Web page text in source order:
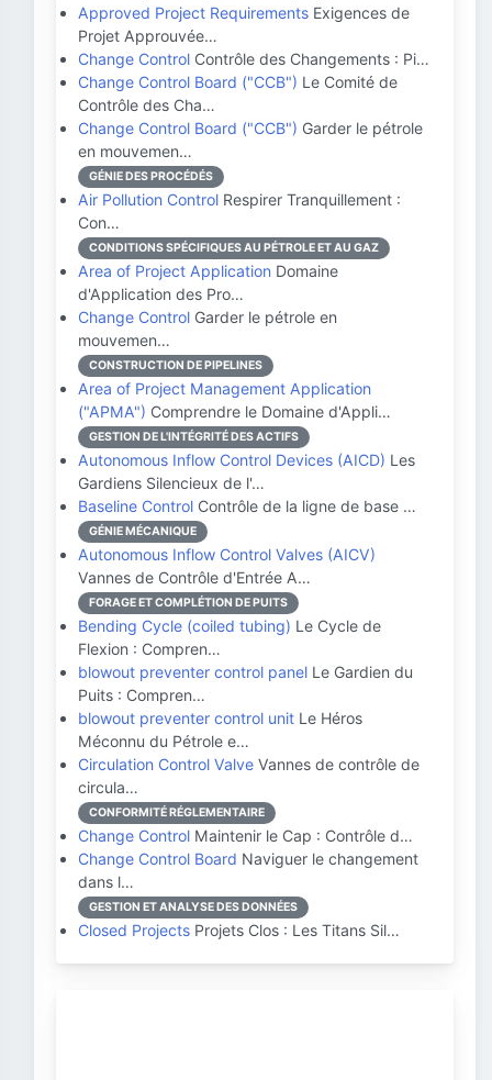
Approved Project Requirements Exigences de
Projet Approuvée…
Change Control Contrôle des Changements : Pi…
Change Control Board ("CCB") Le Comité de
Contrôle des Cha…
Change Control Board ("CCB") Garder le pétrole
en mouvemen…
GÉNIE DES PROCÉDÉS
Air Pollution Control Respirer Tranquillement :
Con…
CONDITIONS SPÉCIFIQUES AU PÉTROLE ET AU GAZ
Area of Project Application Domaine
d'Application des Pro…
Change Control Garder le pétrole en
mouvemen…
CONSTRUCTION DE PIPELINES
Area of Project Management Application
("APMA") Comprendre le Domaine d'Appli…
GESTION DE L'INTÉGRITÉ DES ACTIFS
Autonomous Inflow Control Devices (AICD) Les
Gardiens Silencieux de l'…
Baseline Control Contrôle de la ligne de base …
GÉNIE MÉCANIQUE
Autonomous Inflow Control Valves (AICV)
Vannes de Contrôle d'Entrée A…
FORAGE ET COMPLÉTION DE PUITS
Bending Cycle (coiled tubing) Le Cycle de
Flexion : Compren…
blowout preventer control panel Le Gardien du
Puits : Compren…
blowout preventer control unit Le Héros
Méconnu du Pétrole e…
Circulation Control Valve Vannes de contrôle de
circula…
CONFORMITÉ RÉGLEMENTAIRE
Change Control Maintenir le Cap : Contrôle d…
Change Control Board Naviguer le changement
dans l…
GESTION ET ANALYSE DES DONNÉES
Closed Projects Projets Clos : Les Titans Sil…